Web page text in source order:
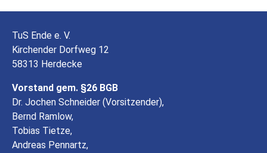
TuS Ende e. V.
Kirchender Dorfweg 12
58313 Herdecke
Vorstand gem. §26 BGB
Dr. Jochen Schneider (Vorsitzender),
Bernd Ramlow,
Tobias Tietze,
Andreas Pennartz,